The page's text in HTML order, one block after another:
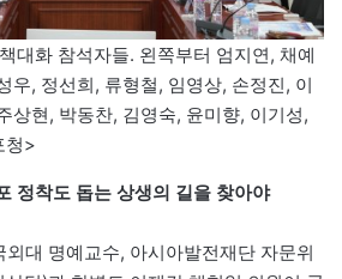
대화 참석자들. 왼쪽부터 엄지연, 채예
우, 정선희, 류형철, 임영상, 손정진, 이
상현, 박동찬, 김영숙, 윤미향, 이기성,
청>
정착도 돕는 상생의 길을 찾아야
대 명예교수, 아시아발전재단 자문위